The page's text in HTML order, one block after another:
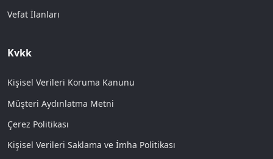
Vefat İlanları
Kvkk
Kişisel Verileri Koruma Kanunu
Müşteri Aydınlatma Metni
Çerez Politikası
Kişisel Verileri Saklama ve İmha Politikası